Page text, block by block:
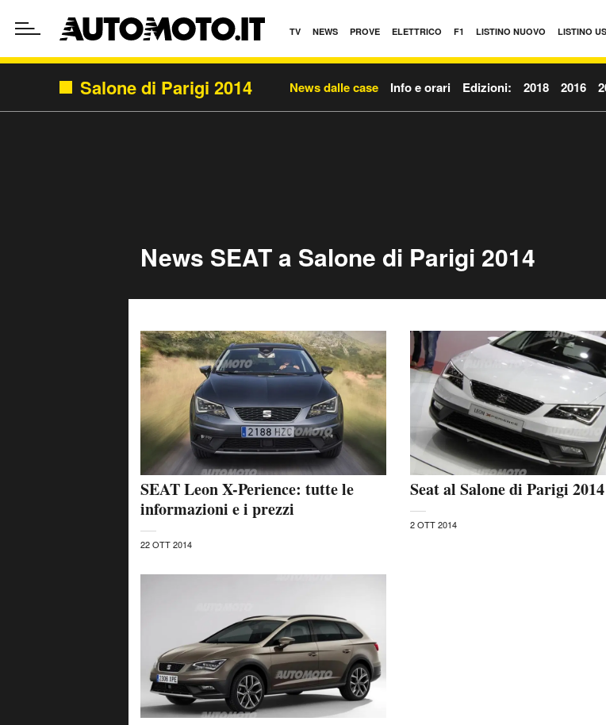
TV NEWS PROVE ELETTRICO F1 LISTINO NUOVO LISTINO
Salone di Parigi 2014 News dalle case Info e orari Edizioni: 2018 2016
News SEAT a Salone di Parigi 2014
SEAT Leon X-Perience: tutte le
informazioni e i prezzi
22 OTT 2014
Seat al Salone di Parigi 2014
2 OTT 2014